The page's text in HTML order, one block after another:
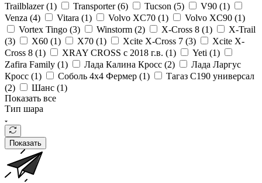
Trailblazer (1) Transporter (6) Tucson (5) V90 (1)
Venza (4) Vitara (1) Volvo XC70 (1) Volvo XC90 (1)
Vortex Tingo (3) Winstorm (2) X-Cross 8 (1)
X-Trail
(3) X60 (1) X70 (1) Xcite X-Cross 7 (3)
Xcite X-
Cross 8 (1) XRAY CROSS с 2018 г.в. (1) Yeti (1)
Zafira Family (1) Лада Калина Кросс (2)
Лада Ларгус
Кросс (1) Соболь 4х4 Фермер (1)
Тагаз С190 универсал
(2) Шанс (1)
Показать все
Тип шара
Показать